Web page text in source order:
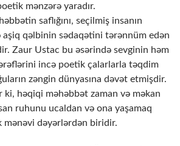
mənzərə yaradır.
saflığını, seçilmiş insanın
aşiq qəlbinin sədaqətini tərənnüm edən
Zaur Ustac bu əsərində sevginin həm
tərəflərini incə poetik çalarlarla təqdim
zəngin dünyasına dəvət etmişdir.
ki, həqiqi məhəbbət zaman və məkan
ruhunu ucaldan və ona yaşamaq
mənəvi dəyərlərdən biridir.